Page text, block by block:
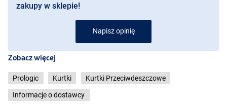
zakupy w sklepie!
Napisz opinię
Zobacz więcej
Prologic Kurtki Kurtki Przeciwdeszczowe
Informacje o dostawcy